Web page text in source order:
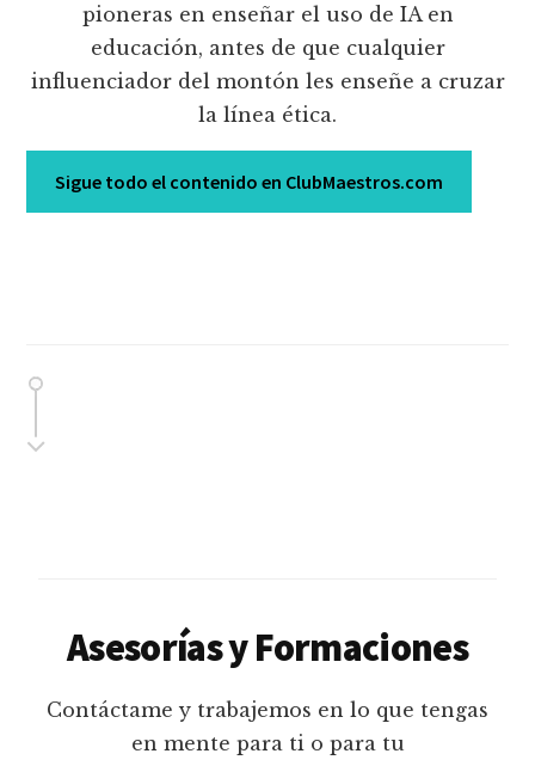
pioneras en enseñar el uso de IA en
educación, antes de que cualquier
influenciador del montón les enseñe a cruzar
la línea ética.
Sigue todo el contenido en ClubMaestros.com
Asesorías y Formaciones
Contáctame y trabajemos en lo que tengas
en mente para ti o para tu